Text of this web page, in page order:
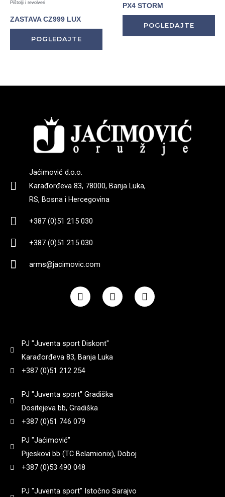
Pištolji i revolveri
ZASTAVA CZ999 LUX
POGLEDAJTE
PX4 STORM
POGLEDAJTE
Jaćimović d.o.o.
Karađorđeva 83, 78000, Banja Luka,
RS, Bosna i Hercegovina
+387 (0)51 215 030
+387 (0)51 215 030
arms@jacimovic.com
F
a
c
o
k
I
n
s
a
Y
o
u
PJ "Juventa sport Diskont"
Karađorđeva 83, Banja Luka
+387 (0)51 212 254
PJ "Juventa sport" Gradiška
Dositejeva bb, Gradiška
+387 (0)51 746 079
PJ "Jaćimović"
Pijeskovi bb (TC Belamionix), Doboj
+387 (0)53 490 048
PJ "Juventa sport" Istočno Sarajvo